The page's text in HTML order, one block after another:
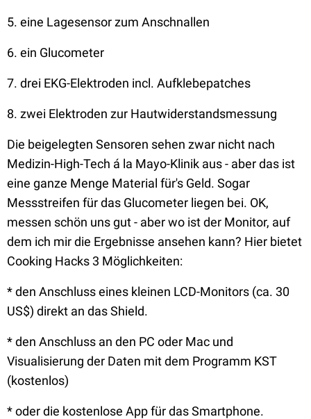
5. eine Lagesensor zum Anschnallen
6. ein Glucometer
7. drei EKG-Elektroden incl. Aufklebepatches
8. zwei Elektroden zur Hautwiderstandsmessung
Die beigelegten Sensoren sehen zwar nicht nach
Medizin-High-Tech á la Mayo-Klinik aus - aber das ist
eine ganze Menge Material für's Geld. Sogar
Messstreifen für das Glucometer liegen bei. OK,
messen schön uns gut - aber wo ist der Monitor, auf
dem ich mir die Ergebnisse ansehen kann? Hier bietet
Cooking Hacks 3 Möglichkeiten:
* den Anschluss eines kleinen LCD-Monitors (ca. 30
US$) direkt an das Shield.
* den Anschluss an den PC oder Mac und
Visualisierung der Daten mit dem Programm KST
(kostenlos)
* oder die kostenlose App für das Smartphone.